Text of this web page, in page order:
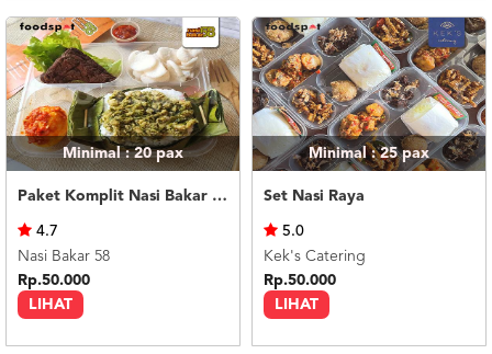
Minimal : 20pax
Paket Komplit Nasi Bakar Ayam Cabe Ijo
LIHAT
4.7
Nasi Bakar 58
Rp.50.000
Minimal : 25pax
Set Nasi Raya
LIHAT
5.0
Kek's Catering
Rp.50.000